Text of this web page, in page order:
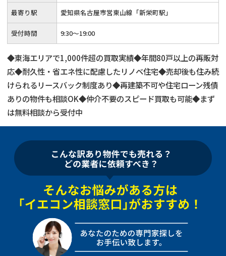
最寄り駅 愛知県名古屋市営東山線「新栄町駅」
受付時間 9:30～19:00
◆東海エリアで1,000件超の買取実績◆年間80戸以上の再販対
応◆耐久性・省エネ性に配慮したリノベ住宅◆売却後も住み続
けられるリースバック制度あり◆再建築不可や住宅ローン残債
ありの物件も相談OK◆仲介不要のスピード買取も可能◆まず
は無料相談から受付中